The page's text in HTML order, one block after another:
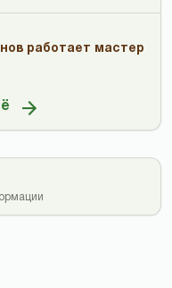
работает мастер